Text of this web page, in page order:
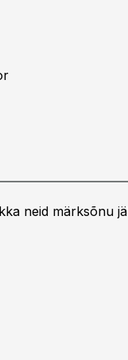
neid märksõnu